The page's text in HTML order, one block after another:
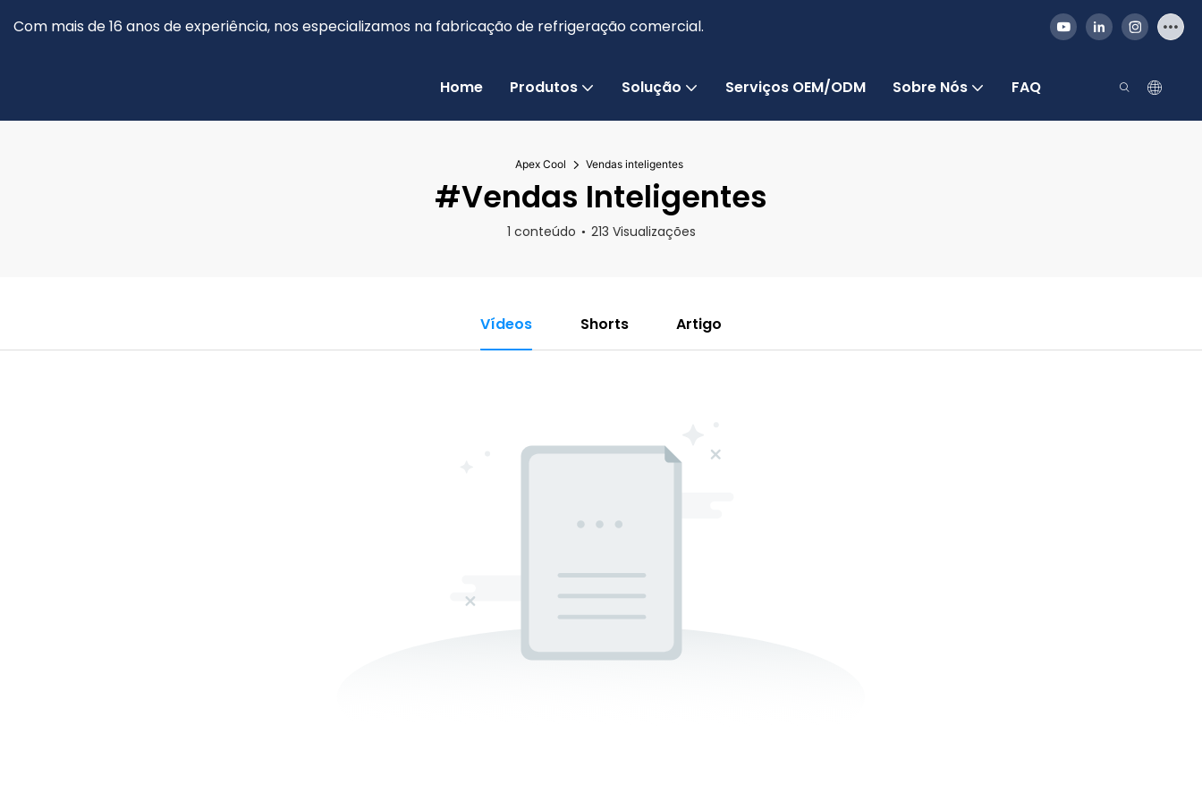
Com mais de 16 anos de experiência, nos especializamos na fabricação de refrigeração comercial.
Home Produtos Solução Serviços OEM/ODM Sobre Nós FAQ
Apex Cool Vendas inteligentes
#Vendas Inteligentes
1 conteúdo 213 Visualizações
Vídeos Shorts Artigo